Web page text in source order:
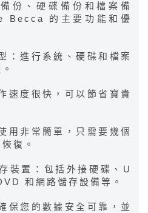
份、硬碟備份和檔案備
Becca 的主要功能和優
：進行系統、硬碟和檔案
速度很快，可以節省寶貴
用非常簡單，只需要幾個
復。
裝置：包括外接硬碟、U
和網路儲存設備等。
保您的數據安全可靠，並